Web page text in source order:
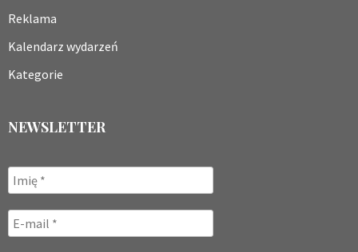
Reklama
Kalendarz wydarzeń
Kategorie
NEWSLETTER